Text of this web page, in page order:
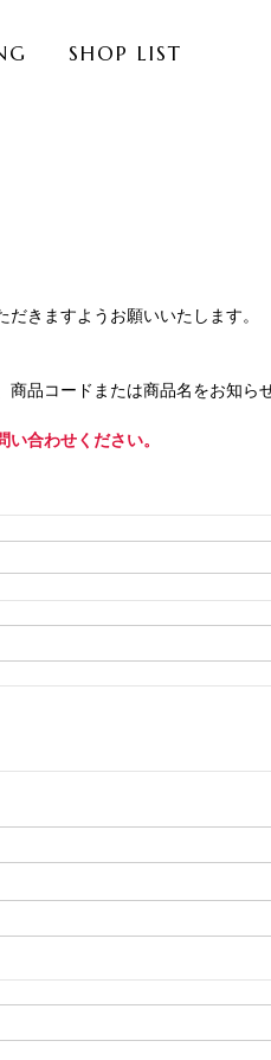
SHOP LIST
きますようお願いいたします。
品コードまたは商品名をお知ら
合わせください。